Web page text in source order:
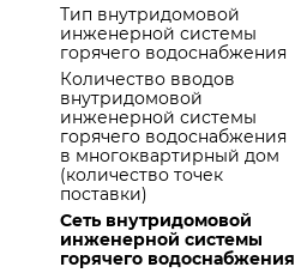
Тип внутридомовой
инженерной системы
горячего водоснабжения
Количество вводов
внутридомовой
инженерной системы
горячего водоснабжения
в многоквартирный дом
(количество точек
поставки)
Сеть внутридомовой
инженерной системы
горячего водоснабжения